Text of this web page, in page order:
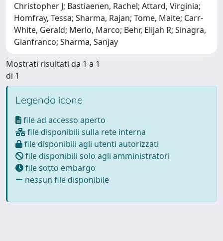
Christopher J; Bastiaenen, Rachel; Attard, Virginia;
Homfray, Tessa; Sharma, Rajan; Tome, Maite; Carr-
White, Gerald; Merlo, Marco; Behr, Elijah R; Sinagra,
Gianfranco; Sharma, Sanjay
Mostrati risultati da 1 a 1
di 1
Legenda icone
file ad accesso aperto
file disponibili sulla rete interna
file disponibili agli utenti autorizzati
file disponibili solo agli amministratori
file sotto embargo
nessun file disponibile